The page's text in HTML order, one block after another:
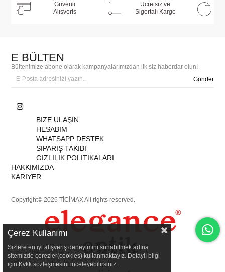
Güvenli
Alışveriş
Ücretsiz ve
Sigortalı Kargo
E BÜLTEN
Bültenimize abone olarak kampanyalarımızdan ilk siz haberdar olun!
Gönder
BIZE ULAŞIN
HESABIM
WHATSAPP DESTEK
SIPARIŞ TAKIBI
GIZLILIK POLITIKALARI
HAKKIMIZDA
KARIYER
Copyright© 2026 TİCİMAX All rights reserved.
Çerez Kullanımı
Sizlere en iyi alışveriş deneyimini sunabilmek adına
sitemizde çerezler(cookies) kullanmaktayız. Detaylı bilgi
için Kvkk sözleşmesini inceleyebilirsiniz.